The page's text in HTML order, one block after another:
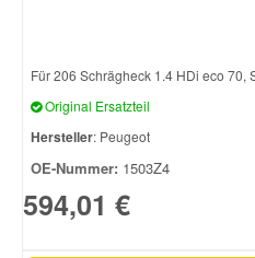
Für 206 Schrägheck 1.4 HDi eco 70,
Original Ersatzteil
Hersteller: Peugeot
OE-Nummer: 1503Z4
594,01 €